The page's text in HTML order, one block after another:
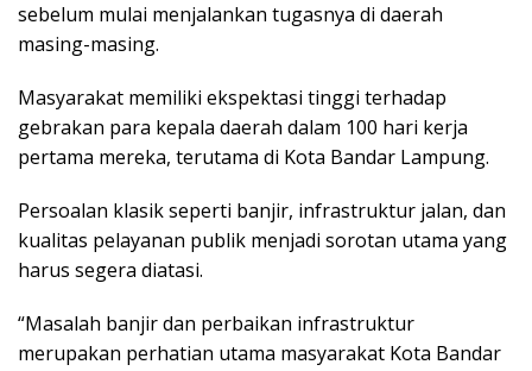
sebelum mulai menjalankan tugasnya di daerah
masing-masing.
Masyarakat memiliki ekspektasi tinggi terhadap
gebrakan para kepala daerah dalam 100 hari kerja
pertama mereka, terutama di Kota Bandar Lampung.
Persoalan klasik seperti banjir, infrastruktur jalan, dan
kualitas pelayanan publik menjadi sorotan utama yang
harus segera diatasi.
“Masalah banjir dan perbaikan infrastruktur
merupakan perhatian utama masyarakat Kota Bandar